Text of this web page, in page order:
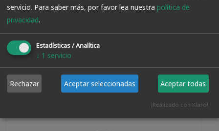
VER PRODUCTO
8.25€
servicio. Para saber más, por favor lea nuestra política de
privacidad.
Estadísticas / Analítica
↓ 1 servicio
Rechazar Aceptar seleccionadas Aceptar todas
¡Realizado con Klaro!